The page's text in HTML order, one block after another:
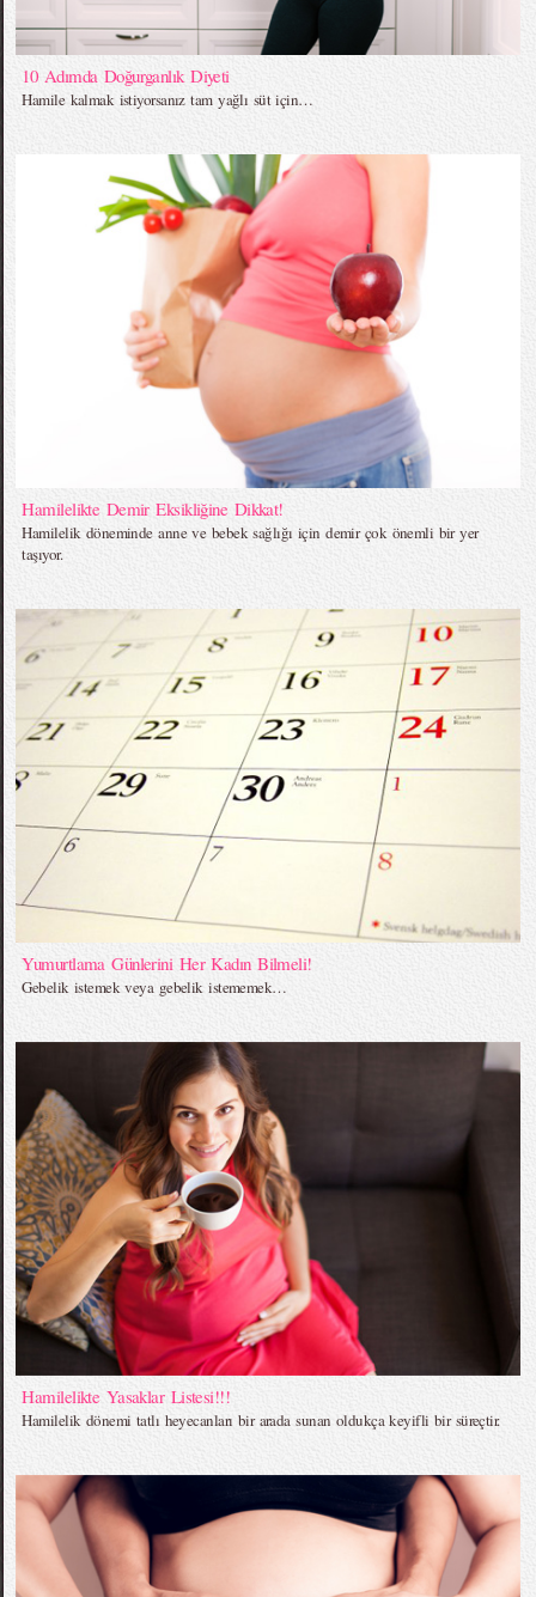
10 Adımda Doğurganlık Diyeti
Hamile kalmak istiyorsanız tam yağlı süt için…
Hamilelikte Demir Eksikliğine Dikkat!
Hamilelik döneminde anne ve bebek sağlığı için demir çok önemli bir yer
taşıyor.
Yumurtlama Günlerini Her Kadın Bilmeli!
Gebelik istemek veya gebelik istememek…
Hamilelikte Yasaklar Listesi!!!
Hamilelik dönemi tatlı heyecanları bir arada sunan oldukça keyifli bir süreçtir.